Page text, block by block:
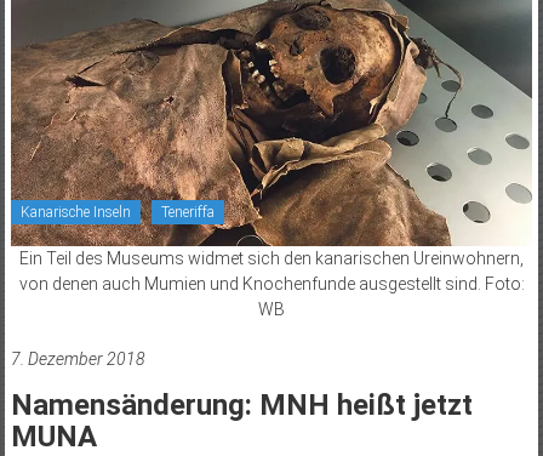
Inseln
Kanarische Inseln Teneriffa
Ein Teil des Museums widmet sich den kanarischen Ureinwohnern,
von denen auch Mumien und Knochenfunde ausgestellt sind. Foto:
WB
7. Dezember 2018
Namensänderung: MNH heißt jetzt
MUNA